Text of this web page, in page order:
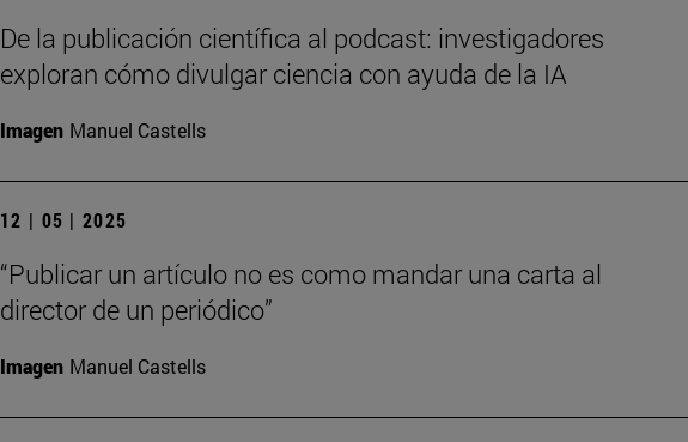
De la publicación científica al podcast: investigadores
exploran cómo divulgar ciencia con ayuda de la IA
Imagen Manuel Castells
12 | 05 | 2025
“Publicar un artículo no es como mandar una carta al
director de un periódico”
Imagen Manuel Castells